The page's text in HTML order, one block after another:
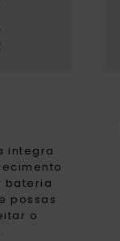
integra
bateria
possas
o